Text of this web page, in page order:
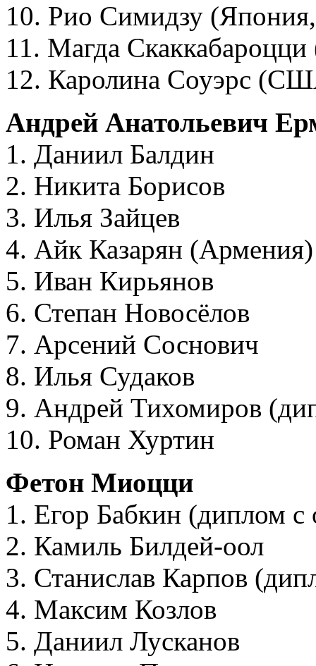
10. Рио Симидзу (Япония,
11. Магда Скаккабароцци
12. Каролина Соуэрс
Андрей Анатольевич
1. Даниил Балдин
2. Никита Борисов
3. Илья Зайцев
4. Айк Казарян (Армения)
5. Иван Кирьянов
6. Степан Новосёлов
7. Арсений Соснович
8. Илья Судаков
9. Андрей Тихомиров
10. Роман Хуртин
Фетон Миоцци
1. Егор Бабкин (диплом с
2. Камиль Билдей-оол
3. Станислав Карпов
4. Максим Козлов
5. Даниил Лусканов